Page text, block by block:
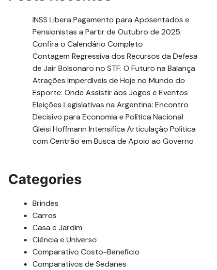
INSS Libera Pagamento para Aposentados e
Pensionistas a Partir de Outubro de 2025:
Confira o Calendário Completo
Contagem Regressiva dos Recursos da Defesa
de Jair Bolsonaro no STF: O Futuro na Balança
Atrações Imperdíveis de Hoje no Mundo do
Esporte: Onde Assistir aos Jogos e Eventos
Eleições Legislativas na Argentina: Encontro
Decisivo para Economia e Política Nacional
Gleisi Hoffmann Intensifica Articulação Política
com Centrão em Busca de Apoio ao Governo
Categories
Brindes
Carros
Casa e Jardim
Ciência e Universo
Comparativo Costo-Beneficio
Comparativos de Sedanes